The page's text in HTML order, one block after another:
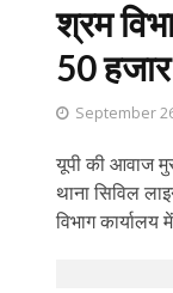
श्रम
50
September
यूपी की आवाज
थाना सिविल
विभाग कार्यालय